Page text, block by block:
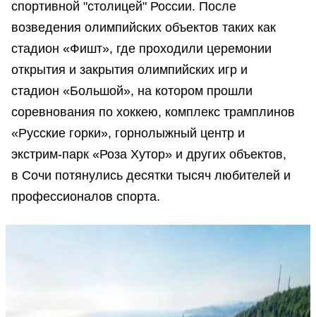
спортивной "столицей" России. После
возведения олимпийских объектов таких как
стадион «Фишт», где проходили церемонии
открытия и закрытия олимпийских игр и
стадион «Большой», на котором прошли
соревнования по хоккею, комплекс трамплинов
«Русские горки», горнолыжный центр и
экстрим-парк «Роза Хутор» и других объектов,
в Сочи потянулись десятки тысяч любителей и
профессионалов спорта.